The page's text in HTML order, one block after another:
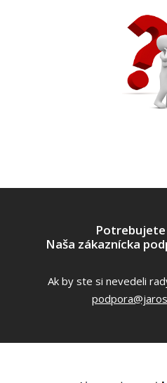
Naša zákaznícka
Ak by ste si nevedeli